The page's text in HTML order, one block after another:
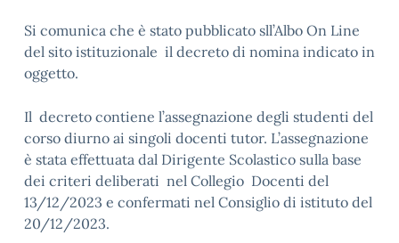
Si comunica che è stato pubblicato sll’Albo On Line
del sito istituzionale il decreto di nomina indicato in
oggetto.
Il decreto contiene l’assegnazione degli studenti del
corso diurno ai singoli docenti tutor. L’assegnazione
è stata effettuata dal Dirigente Scolastico sulla base
dei criteri deliberati nel Collegio Docenti del
13/12/2023 e confermati nel Consiglio di istituto del
20/12/2023.